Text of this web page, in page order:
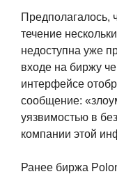
Предполагалось,
течение
недоступна уже
входе на биржу
интерфейсе
сообщение:
уязвимостью в
компании этой
Ранее биржа